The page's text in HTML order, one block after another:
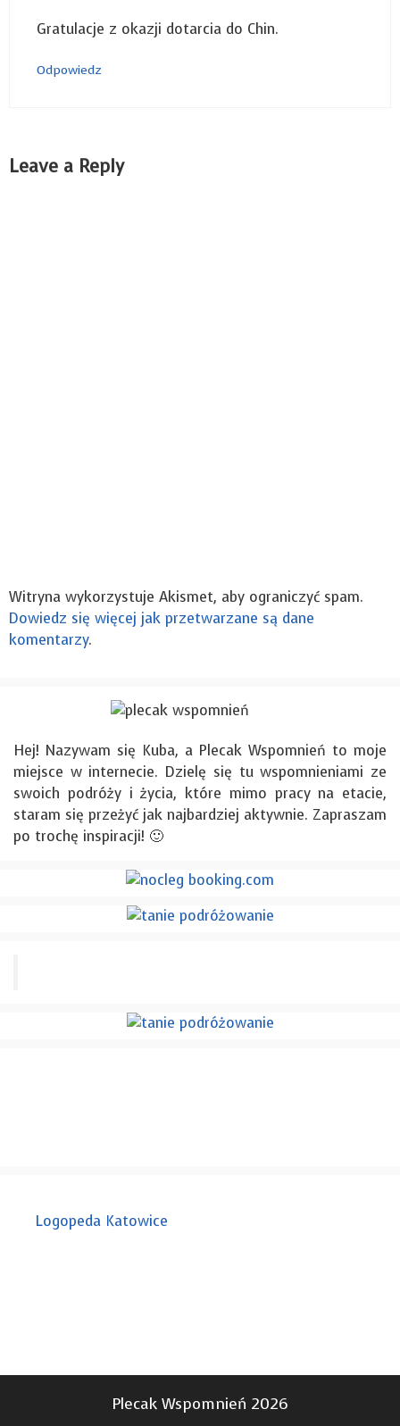
Gratulacje z okazji dotarcia do Chin.
Odpowiedz
Leave a Reply
Witryna wykorzystuje Akismet, aby ograniczyć spam.
Dowiedz się więcej jak przetwarzane są dane
komentarzy.
Hej! Nazywam się Kuba, a Plecak Wspomnień to moje
miejsce w internecie. Dzielę się tu wspomnieniami ze
swoich podróży i życia, które mimo pracy na etacie,
staram się przeżyć jak najbardziej aktywnie. Zapraszam
po trochę inspiracji! 🙂
Logopeda Katowice
Plecak Wspomnień 2026